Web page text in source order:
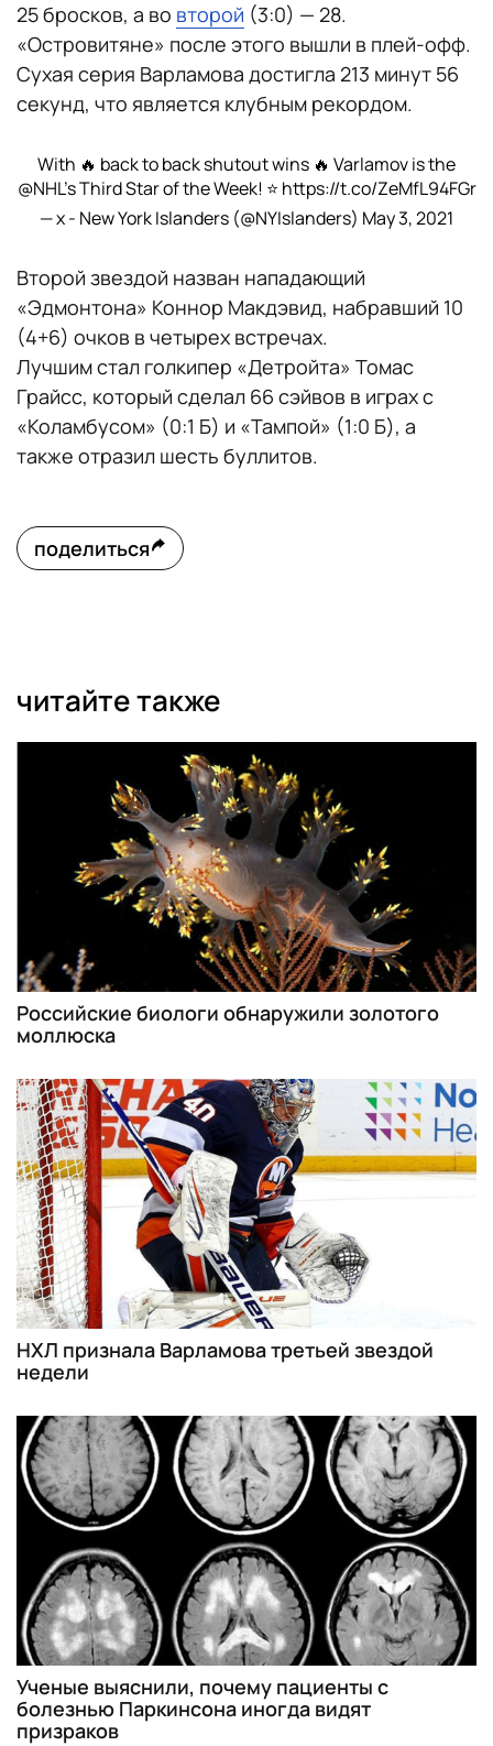
25 бросков, а во второй (3:0) — 28.
«Островитяне» после этого вышли в плей-офф.
Сухая серия Варламова достигла 213 минут 56
секунд, что является клубным рекордом.
With 🔥 back to back shutout wins 🔥 Varlamov is the
@NHL’s Third Star of the Week! ⭐️ https://t.co/ZeMfL94FGr
— x - New York Islanders (@NYIslanders) May 3, 2021
Второй звездой назван нападающий
«Эдмонтона» Коннор Макдэвид, набравший 10
(4+6) очков в четырех встречах.
Лучшим стал голкипер «Детройта» Томас
Грайсс, который сделал 66 сэйвов в играх с
«Коламбусом» (0:1 Б) и «Тампой» (1:0 Б), а
также отразил шесть буллитов.
поделиться
читайте также
Российские биологи обнаружили золотого
моллюска
НХЛ признала Варламова третьей звездой
недели
Ученые выяснили, почему пациенты с
болезнью Паркинсона иногда видят
призраков